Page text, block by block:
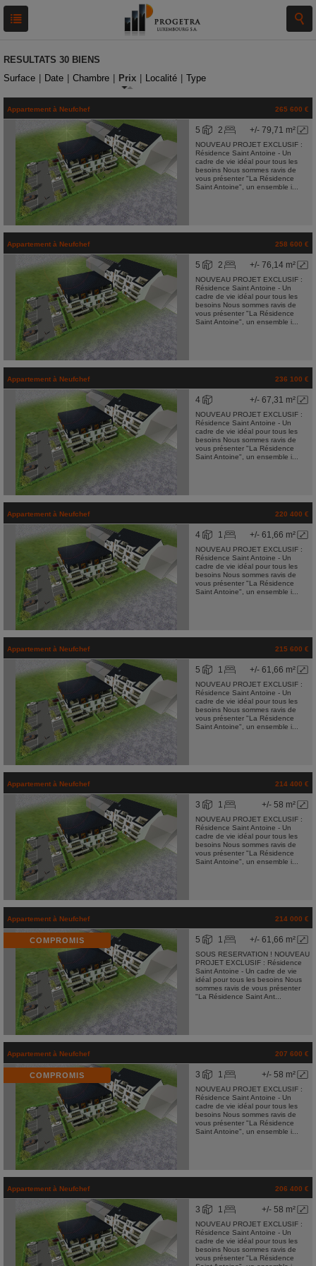
RESULTATS 30 BIENS
Surface
Date Chambre Prix Localité Type
Appartement à Neufchef 265 600 €
+/- 79,71 m²
5 2
NOUVEAU PROJET EXCLUSIF :
Résidence Saint Antoine - Un
cadre de vie idéal pour tous les
besoins Nous sommes ravis de
vous présenter "La Résidence
Saint Antoine", un ensemble i...
Appartement à Neufchef 258 600 €
+/- 76,14 m²
5 2
NOUVEAU PROJET EXCLUSIF :
Résidence Saint Antoine - Un
cadre de vie idéal pour tous les
besoins Nous sommes ravis de
vous présenter "La Résidence
Saint Antoine", un ensemble i...
Appartement à Neufchef 236 100 €
+/- 67,31 m²
4
NOUVEAU PROJET EXCLUSIF :
Résidence Saint Antoine - Un
cadre de vie idéal pour tous les
besoins Nous sommes ravis de
vous présenter "La Résidence
Saint Antoine", un ensemble i...
Appartement à Neufchef 220 400 €
+/- 61,66 m²
4 1
NOUVEAU PROJET EXCLUSIF :
Résidence Saint Antoine - Un
cadre de vie idéal pour tous les
besoins Nous sommes ravis de
vous présenter "La Résidence
Saint Antoine", un ensemble i...
Appartement à Neufchef 215 600 €
+/- 61,66 m²
5 1
NOUVEAU PROJET EXCLUSIF :
Résidence Saint Antoine - Un
cadre de vie idéal pour tous les
besoins Nous sommes ravis de
vous présenter "La Résidence
Saint Antoine", un ensemble i...
Appartement à Neufchef 214 400 €
+/- 58 m²
3 1
NOUVEAU PROJET EXCLUSIF :
Résidence Saint Antoine - Un
cadre de vie idéal pour tous les
besoins Nous sommes ravis de
vous présenter "La Résidence
Saint Antoine", un ensemble i...
Appartement à Neufchef 214 000 €
COMPROMIS +/- 61,66 m²
5 1
SOUS RESERVATION ! NOUVEAU
PROJET EXCLUSIF : Résidence
Saint Antoine - Un cadre de vie
idéal pour tous les besoins Nous
sommes ravis de vous présenter
"La Résidence Saint Ant...
Appartement à Neufchef 207 600 €
COMPROMIS +/- 58 m²
3 1
NOUVEAU PROJET EXCLUSIF :
Résidence Saint Antoine - Un
cadre de vie idéal pour tous les
besoins Nous sommes ravis de
vous présenter "La Résidence
Saint Antoine", un ensemble i...
Appartement à Neufchef 206 400 €
+/- 58 m²
3 1
NOUVEAU PROJET EXCLUSIF :
Résidence Saint Antoine - Un
cadre de vie idéal pour tous les
besoins Nous sommes ravis de
vous présenter "La Résidence